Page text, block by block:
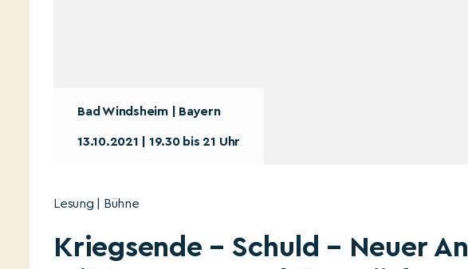
Bad Windsheim | Bayern
13.10.2021 | 19.30 bis 21 Uhr
Lesung | Bühne
Kriegsende – Schuld – Neuer